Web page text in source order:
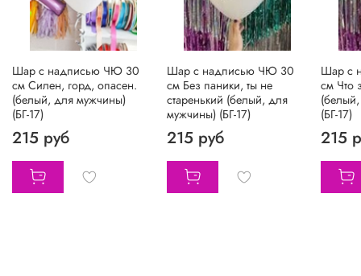
Шар с надписью ЧЮ 30
см Силен, горд, опасен.
(белый, для мужчины)
(БГ-17)
215 руб
Шар с надписью ЧЮ 30
см Без паники, ты не
старенький (белый, для
мужчины) (БГ-17)
215 руб
Шар с
см Что
(БГ-17)
215